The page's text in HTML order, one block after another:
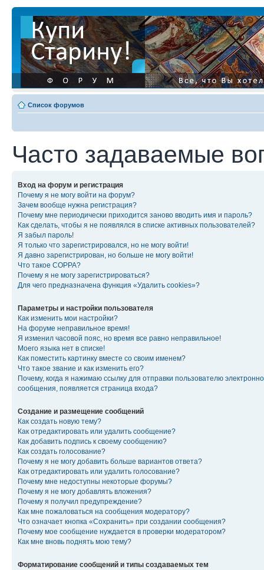
Список форумов
Часто задаваемые
Вход на форум и регистрация
Почему я не могу войти на форум?
Зачем вообще нужна регистрация?
Почему мне периодически приходится заново вводить имя и пароль?
Как сделать, чтобы я не появлялся в списке активных пользователей?
Я забыл пароль!
Я только что зарегистрировался, но не могу войти!
Я давно зарегистрирован, но больше не могу войти!
Что такое COPPA?
Почему я не могу зарегистрироваться?
Для чего предназначена функция «Удалить cookies»?
Параметры и настройки пользователя
Как изменить мои настройки?
На форуме неправильное время!
Я изменил часовой пояс, но время все равно неправильное!
Моего языка нет в списке!
Как поместить картинку вместе со своим именем?
Что такое звание и как изменить его?
Почему, когда я нажимаю ссылку для отправки пользователю
сообщения, появляется страница входа?
Создание и размещение сообщений
Как создать новую тему?
Как отредактировать или удалить сообщение?
Как добавить подпись к своему сообщению?
Как создать голосование?
Почему я не могу добавить больше вариантов ответа?
Как отредактировать или удалить голосование?
Почему мне недоступны некоторые форумы?
Почему я не могу добавлять вложения?
Почему я получил предупреждение?
Как мне пожаловаться на сообщения модератору?
Что означает кнопка «Сохранить» при создании сообщения?
Почему мое сообщение нуждается в проверки модератором?
Как мне вновь поднять мою тему?
Форматирование сообщений и типы создаваемых тем